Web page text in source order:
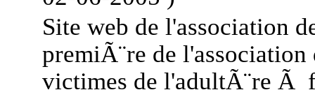
Site web de l'association
premiÃ¨re de l'association
victimes de l'adultÃ¨re